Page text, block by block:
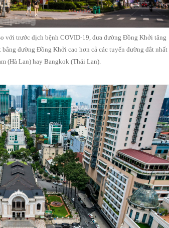
với trước dịch bệnh COVID-19, đưa đường Đồng Khởi tăng
đường Đồng Khởi cao hơn cả các tuyến đường đắt nhất
(Hà Lan) hay Bangkok (Thái Lan).